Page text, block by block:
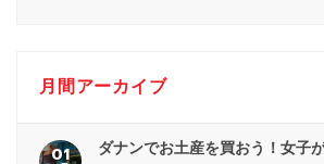
月間アーカイブ
01 ダナンでお土産を買おう！女子